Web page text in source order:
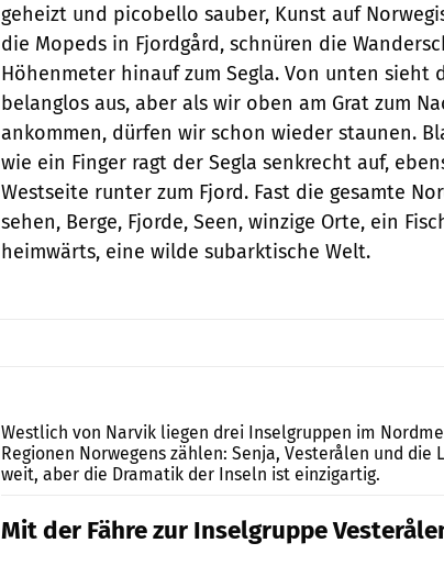
geheizt und picobello sauber, Kunst auf
die Mopeds in Fjordgård, schnüren die
Höhenmeter hinauf zum Segla. Von unten sieht
belanglos aus, aber als wir oben am Grat zum
ankommen, dürfen wir schon wieder staunen.
wie ein Finger ragt der Segla senkrecht auf,
Westseite runter zum Fjord. Fast die gesamte
sehen, Berge, Fjorde, Seen, winzige Orte, ein
heimwärts, eine wilde subarktische Welt.
Westlich von Narvik liegen drei Inselgruppen im
Regionen Norwegens zählen: Senja, Vesterålen und die
weit, aber die Dramatik der Inseln ist einzigartig.
Mit der Fähre zur Inselgruppe